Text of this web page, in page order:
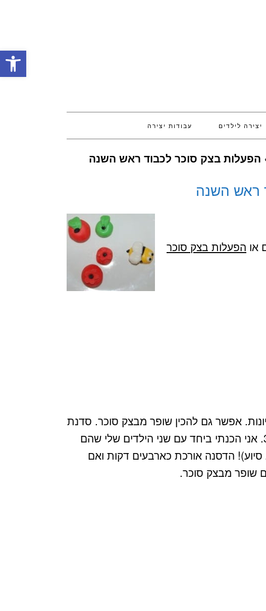
פתח
יצירה לילדים עבודות יצירה
הפעלות בצק סוכר לכבוד ראש השנה
ראש השנה
או הפעלות בצק סוכר
אפשר גם להכין שופר מבצק סוכר. סדנת
בצק סוכר מתאימה לילדים מגיל 3. אני הכנתי ביחד עם שני הילדים שלי שהם
(ללא סיוע)! הדסנה אורכת כארבעים דקות ואם
שופר מבצק סוכר.